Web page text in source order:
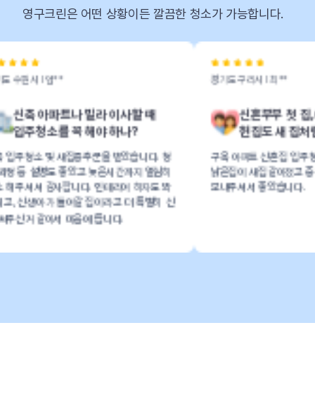
영구크린은 어떤 상황이든 깔끔한 청소가 가능합니다.
빌라 이사할 때
해야 하나?
후군을 받았습니다. 청
늦은시간까지 열심히
다. 인테리어 하자도 봐
집이라고 더 특별히 신
에 듭니다.
경기도 구리시 l 최**
신혼부부 첫 집, 이사청소하면
헌집도 새 집처럼 깨끗해질까?
구옥 아파트 신혼집 입주청소했어요
낡은집이 새집같아졌고 중간중간 청소사진
보내주셔서 좋았습니다.